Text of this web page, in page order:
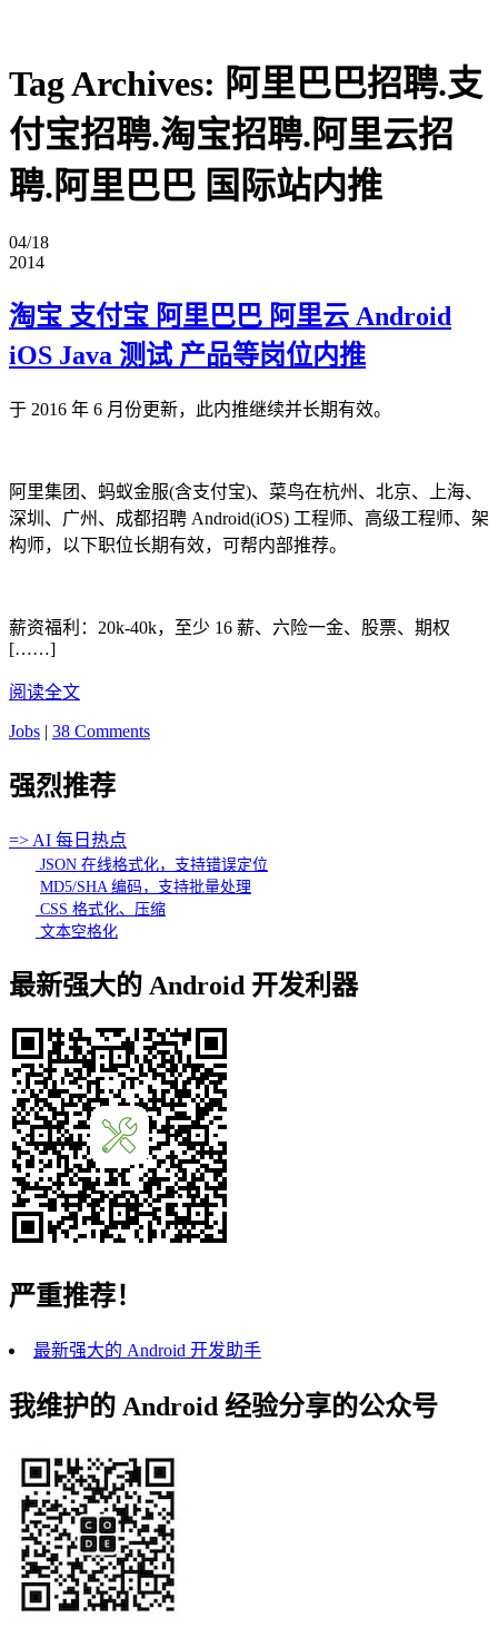
Tag Archives: 阿里巴巴招聘.支
付宝招聘.淘宝招聘.阿里云招
聘.阿里巴巴 国际站内推
04/18
2014
淘宝 支付宝 阿里巴巴 阿里云 Android
iOS Java 测试 产品等岗位内推
于 2016 年 6 月份更新，此内推继续并长期有效。
阿里集团、蚂蚁金服(含支付宝)、菜鸟在杭州、北京、上海、
深圳、广州、成都招聘 Android(iOS) 工程师、高级工程师、架
构师，以下职位长期有效，可帮内部推荐。
薪资福利：20k-40k，至少 16 薪、六险一金、股票、期权
[……]
阅读全文
Jobs | 38 Comments
强烈推荐
=> AI 每日热点
JSON 在线格式化，支持错误定位
MD5/SHA 编码，支持批量处理
CSS 格式化、压缩
文本空格化
最新强大的 Android 开发利器
严重推荐！
最新强大的 Android 开发助手
我维护的 Android 经验分享的公众号